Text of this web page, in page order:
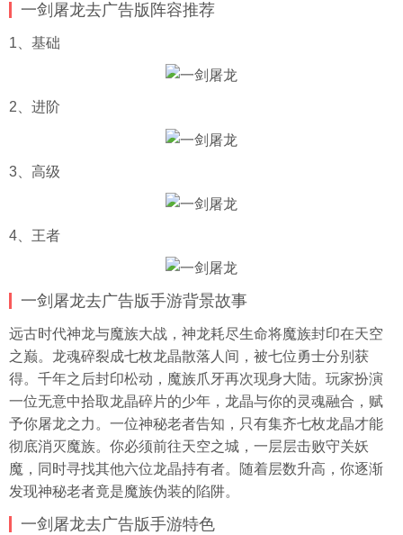
一剑屠龙去广告版阵容推荐
1、基础
2、进阶
3、高级
4、王者
一剑屠龙去广告版手游背景故事
远古时代神龙与魔族大战，神龙耗尽生命将魔族封印在天空
之巅。龙魂碎裂成七枚龙晶散落人间，被七位勇士分别获
得。千年之后封印松动，魔族爪牙再次现身大陆。玩家扮演
一位无意中拾取龙晶碎片的少年，龙晶与你的灵魂融合，赋
予你屠龙之力。一位神秘老者告知，只有集齐七枚龙晶才能
彻底消灭魔族。你必须前往天空之城，一层层击败守关妖
魔，同时寻找其他六位龙晶持有者。随着层数升高，你逐渐
发现神秘老者竟是魔族伪装的陷阱。
一剑屠龙去广告版手游特色